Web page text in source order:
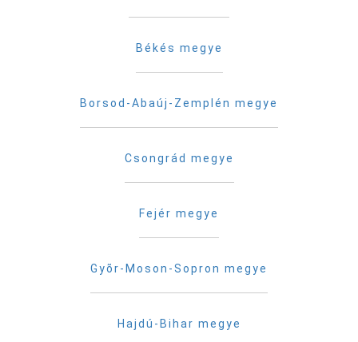
Békés megye
Borsod-Abaúj-Zemplén megye
Csongrád megye
Fejér megye
Gyõr-Moson-Sopron megye
Hajdú-Bihar megye